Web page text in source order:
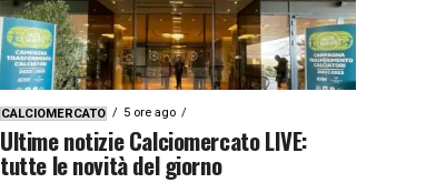
CALCIOMERCATO 5 ore ago
Ultime notizie Calciomercato LIVE:
tutte le novità del giorno